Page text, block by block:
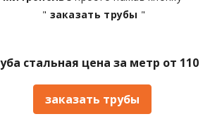
" заказать трубы "
стальная цена за метр от 110
заказать трубы